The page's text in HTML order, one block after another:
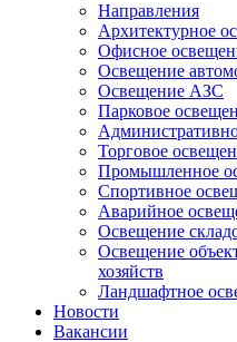
Направления
Архитектурное
Офисное
Освещение
Освещение АЗС
Парковое
Торговое
Промышленное
Спортивное
Аварийное
Освещение
Освещение
хозяйств
Ландшафтное
Новости
Вакансии